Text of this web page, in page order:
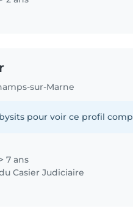
sur-Marne
pour voir ce profil
7 ans
Casier Judiciaire